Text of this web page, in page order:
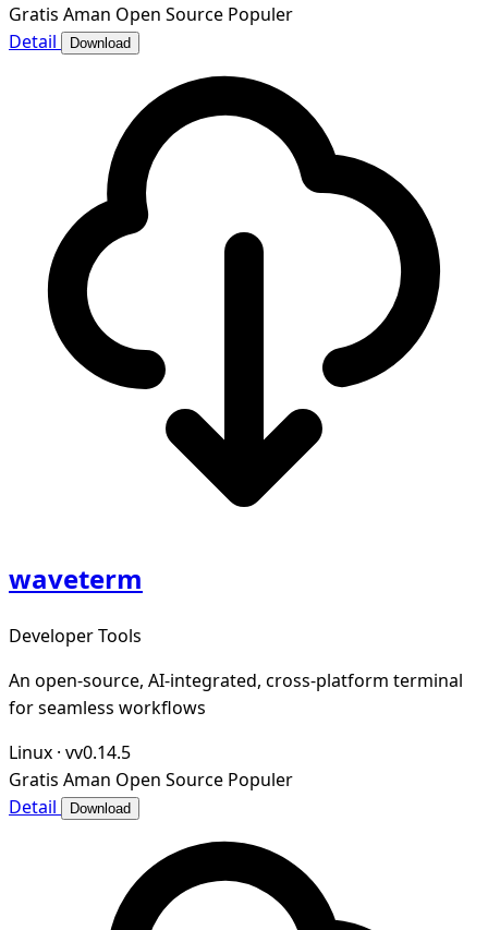
Gratis Aman Open Source Populer
Detail
Download
waveterm
Developer Tools
An open-source, AI-integrated, cross-platform terminal
for seamless workflows
Linux · vv0.14.5
Gratis Aman Open Source Populer
Detail
Download